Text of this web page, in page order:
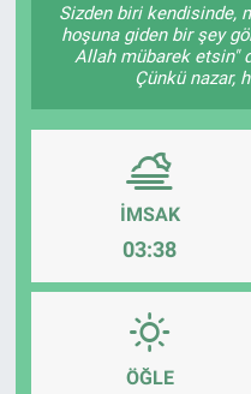
Sizden biri kendisinde,
hoşuna giden bir şey
Allah mübarek etsin"
Çünkü nazar,
İMSAK
03:38
ÖĞLE